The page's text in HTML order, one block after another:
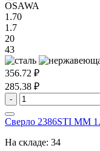
OSAWA
1.70
1.7
20
43
356.72 ₽
285.38 ₽
-
Сверло 2386STI MM
На складе: 34